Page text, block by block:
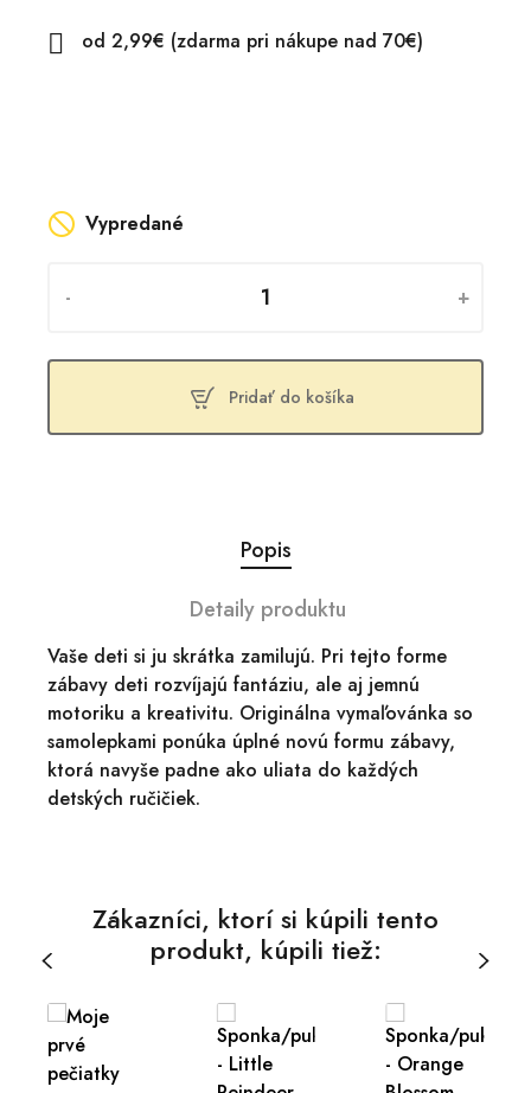
 od 2,99€ (zdarma pri nákupe nad 70€)
Vypredané
- +
Pridať do košíka
Popis
Detaily produktu
Vaše deti si ju skrátka zamilujú. Pri tejto forme
zábavy deti rozvíjajú fantáziu, ale aj jemnú
motoriku a kreativitu. Originálna vymaľovánka so
samolepkami ponúka úplné novú formu zábavy,
ktorá navyše padne ako uliata do každých
detských ručičiek.
Zákazníci, ktorí si kúpili tento
produkt, kúpili tiež: